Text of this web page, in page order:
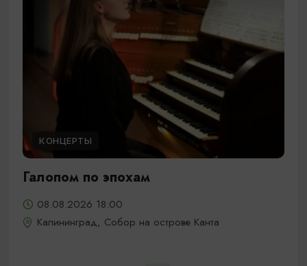
КОНЦЕРТЫ
Галопом по эпохам
08.08.2026 18:00
Калининград, Собор на острове Канта